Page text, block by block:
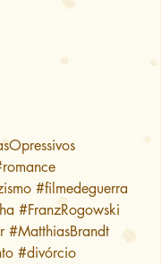
#filmedeguerra
#FranzRogowski
#MatthiasBrandt
#divórcio